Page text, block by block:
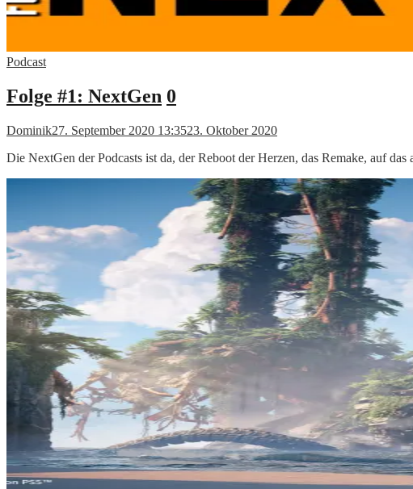
Podcast
Folge #1: NextGen 0
Dominik27. September 2020 13:3523. Oktober 2020
Die NextGen der Podcasts ist da, der Reboot der Herzen, das Remake, auf